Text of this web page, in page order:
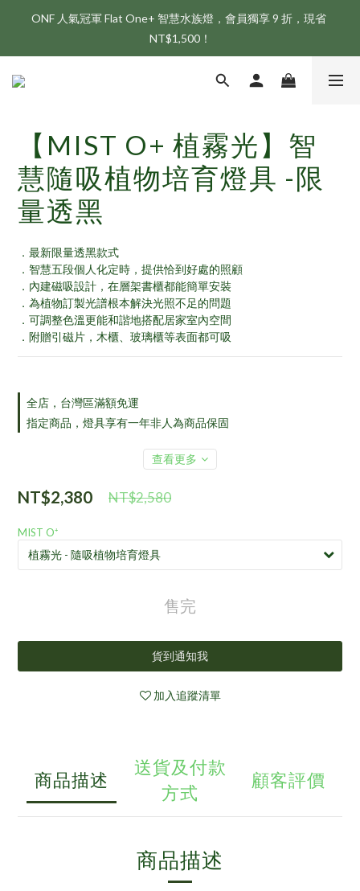
新會員享首購折 $100 優惠，立即點我註冊！！
ONF 人氣冠軍 Flat One+ 智慧水族燈，會員獨享 9 折，現省
NT$1,500！
新會員享首購折 $100 優惠，立即點我註冊！！
【MIST O+ 植霧光】智
慧隨吸植物培育燈具 -限
量透黑
．最新限量透黑款式
．智慧五段個人化定時，提供恰到好處的照顧
．內建磁吸設計，在層架書櫃都能簡單安裝
．為植物訂製光譜根本解決光照不足的問題
．可調整色溫更能和諧地搭配居家室內空間
．附贈引磁片，木櫃、玻璃櫃等表面都可吸
全店，台灣區滿額免運
指定商品，燈具享有一年非人為商品保固
查看更多
NT$2,580
NT$2,380
MIST O⁺
售完
貨到通知我
加入追蹤清單
商品描述
送貨及付款
方式
顧客評價
商品描述